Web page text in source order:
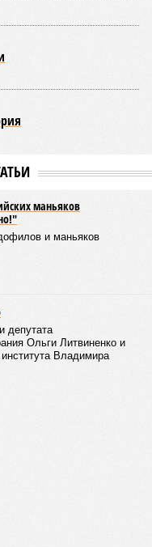
маньяков
и маньяков
депутата
Ольги Литвиненко и
института Владимира